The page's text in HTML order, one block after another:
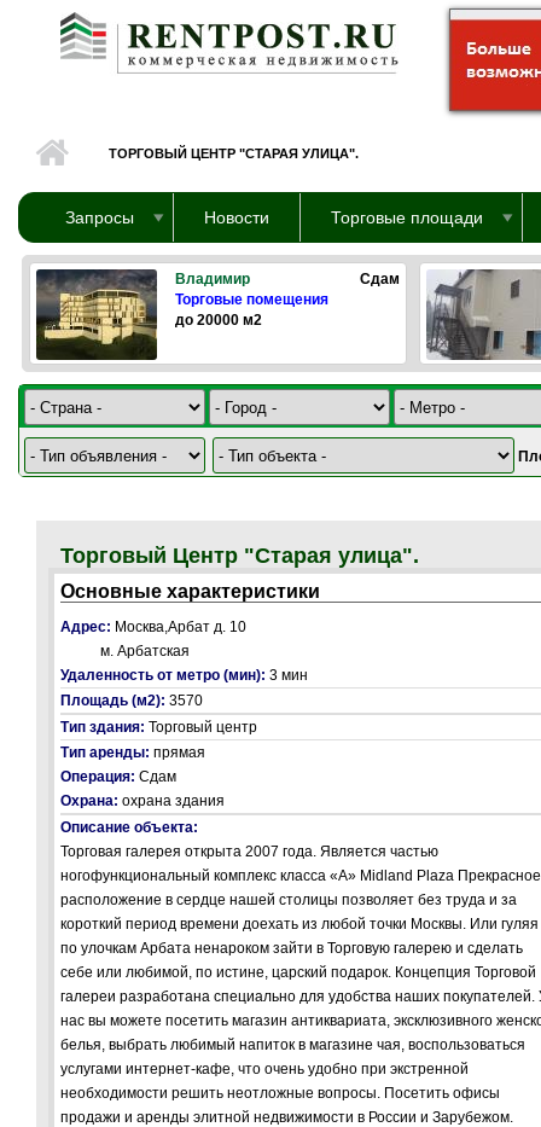
Перейти к основному содержанию
ТОРГОВЫЙ ЦЕНТР "СТАРАЯ УЛИЦА".
Запросы Новости Торговые площади
Владимир
Сдам
Торговые помещения
до 20000 м2
Торговый Центр "Старая улица".
Основные характеристики
Адрес: Москва,Арбат д. 10
м. Арбатская
Удаленность от метро (мин): 3 мин
Площадь (м2): 3570
Тип здания: Торговый центр
Тип аренды: прямая
Операция: Сдам
Охрана: охрана здания
Описание объекта:
Торговая галерея открыта 2007 года. Является частью
ногофункциональный комплекс класса «A» Midland Plaza Прекрасное
расположение в сердце нашей столицы позволяет без труда и за
короткий период времени доехать из любой точки Москвы. Или гуляя
по улочкам Арбата ненароком зайти в Торговую галерею и сделать
себе или любимой, по истине, царский подарок. Концепция Торговой
галереи разработана специально для удобства наших покупателей.
нас вы можете посетить магазин антиквариата, эксклюзивного
белья, выбрать любимый напиток в магазине чая, воспользоваться
услугами интернет-кафе, что очень удобно при экстренной
необходимости решить неотложные вопросы. Посетить офисы
продажи и аренды элитной недвижимости в России и Зарубежом.